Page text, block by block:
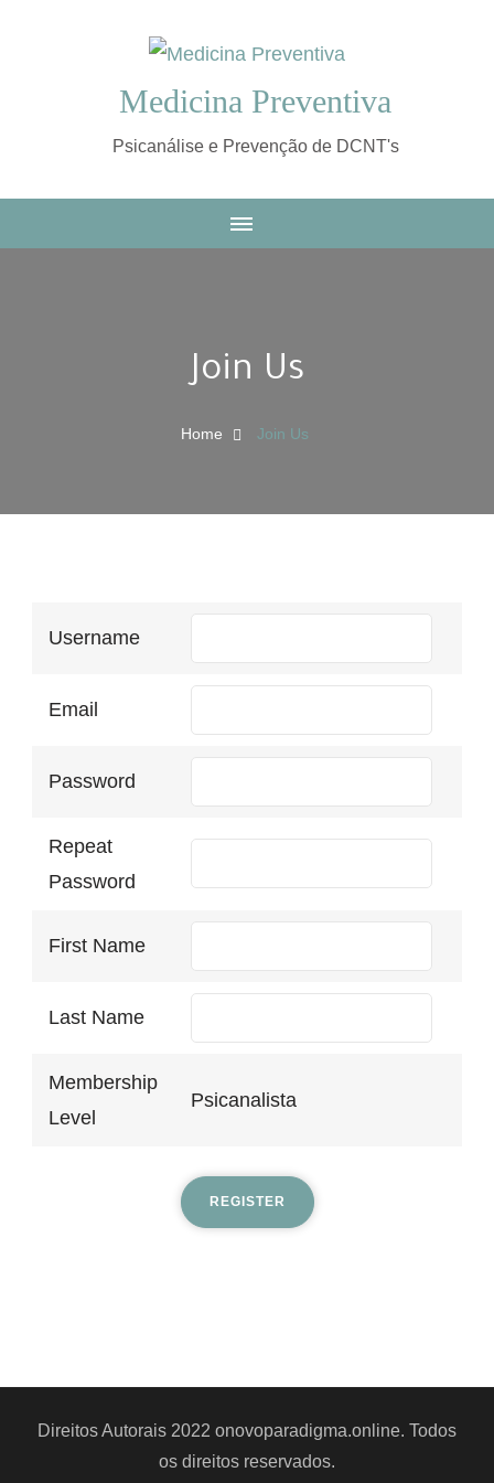
Medicina Preventiva
Psicanálise e Prevenção de DCNT's
Join Us
Home Join Us
Username
Email
Password
Repeat
Password
First Name
Last Name
Membership
Level
Psicanalista
Direitos Autorais 2022 onovoparadigma.online. Todos
os direitos reservados.